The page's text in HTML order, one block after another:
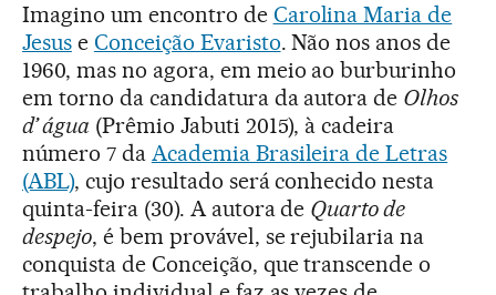
Imagino um encontro de Carolina Maria de
Jesuse Conceição Evaristo. Não nos anos de
1960, mas no agora, em meio ao burburinho
em torno da candidatura da autora de Olhos
d’ água (Prêmio Jabuti 2015), à cadeira
número 7 da Academia Brasileira de Letras
(ABL), cujo resultado será conhecido nesta
quinta-feira (30). A autora de Quarto de
despejo, é bem provável, se rejubilaria na
conquista de Conceição, que transcende o